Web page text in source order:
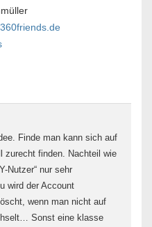
Finde man kann sich auf
zurecht finden. Nachteil wie
Nutzer“ nur sehr
wird der Account
wenn man nicht auf
Sonst eine klasse